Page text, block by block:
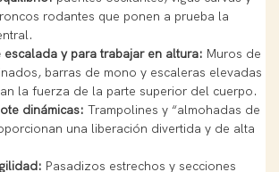
rodantes que ponen a prueba la
escalada y para trabajar en altura: Muros de
barras de mono y escaleras elevadas
la fuerza de la parte superior del cuerpo.
dinámicas: Trampolines y “almohadas de
una liberación divertida y de alta
Pasadizos estrechos y secciones